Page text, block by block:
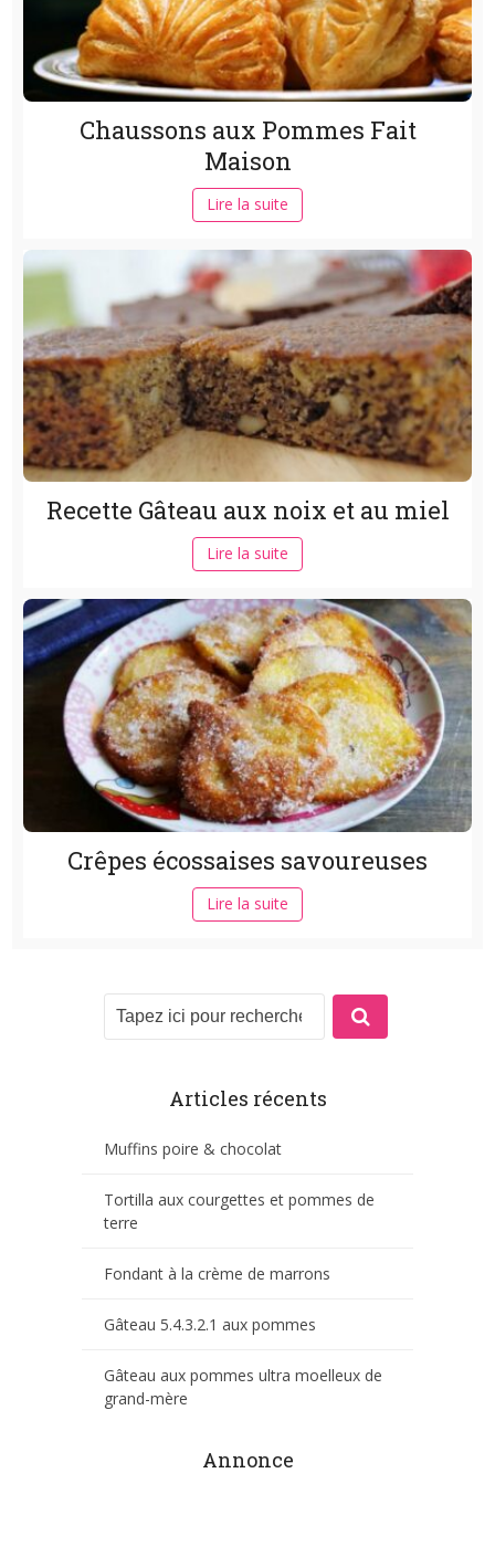
Chaussons aux Pommes Fait
Maison
Lire la suite
Recette Gâteau aux noix et au miel
Lire la suite
Crêpes écossaises savoureuses
Lire la suite
Articles récents
Muffins poire & chocolat
Tortilla aux courgettes et pommes de
terre
Fondant à la crème de marrons
Gâteau 5.4.3.2.1 aux pommes
Gâteau aux pommes ultra moelleux de
grand-mère
Annonce